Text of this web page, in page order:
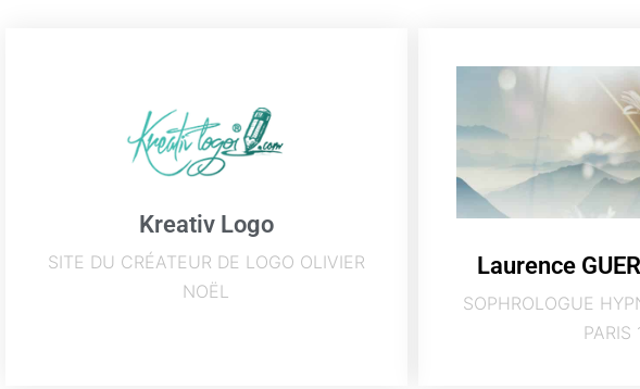
Kreativ Logo
SITE DU CRÉATEUR DE LOGO OLIVIER
NOËL
Laurence
SOPHROLOGUE
PARIS